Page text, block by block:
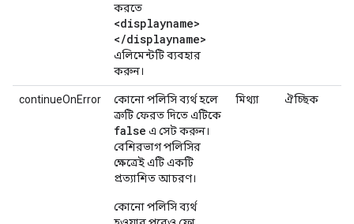
করতে
<displayname>
</displayname>
এলিমেন্টটি ব্যবহার
করুন।
continueOnError
কোনো পলিসি ব্যর্থ হলে
ত্রুটি ফেরত দিতে এটিকে
false এ সেট করুন।
বেশিরভাগ পলিসির
ক্ষেত্রেই এটি একটি
প্রত্যাশিত আচরণ।
কোনো পলিসি ব্যর্থ
মিথ্যা ঐচ্ছিক